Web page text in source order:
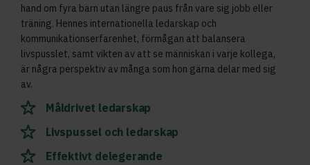
hand om fyra barn utan längre paus från vare sig jobb eller
träning. Hennes internationella ledarskap och
kommunikationserfarenhet, förmågan att balansera
livspusslet, samt vikten av att se människan i varje kollega,
är några perspektiv av många som hon gärna delar med sig
av.
Måldrivet ledarskap
Livspussel och ledarskap
Effektivt delegerande